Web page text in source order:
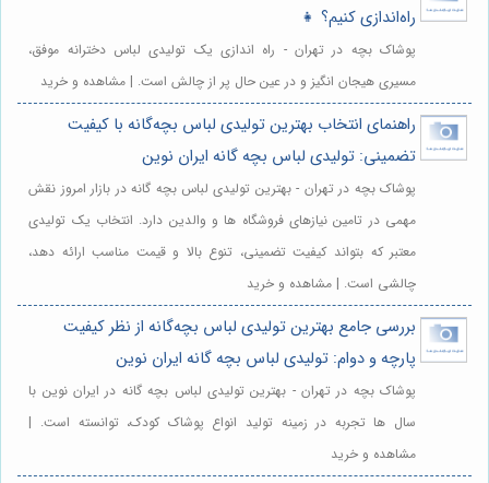
راه‌اندازی کنیم؟ 👧
پوشاک بچه در تهران - راه اندازی یک تولیدی لباس دخترانه موفق،
مسیری هیجان انگیز و در عین حال پر از چالش است. | مشاهده و خرید
راهنمای انتخاب بهترین تولیدی لباس بچه‌گانه با کیفیت
تضمینی: تولیدی لباس بچه گانه ایران نوین
پوشاک بچه در تهران - بهترین تولیدی لباس بچه گانه در بازار امروز نقش
مهمی در تامین نیازهای فروشگاه ها و والدین دارد. انتخاب یک تولیدی
معتبر که بتواند کیفیت تضمینی، تنوع بالا و قیمت مناسب ارائه دهد،
چالشی است. | مشاهده و خرید
بررسی جامع بهترین تولیدی لباس بچه‌گانه از نظر کیفیت
پارچه و دوام: تولیدی لباس بچه گانه ایران نوین
پوشاک بچه در تهران - بهترین تولیدی لباس بچه گانه در ایران نوین با
سال ها تجربه در زمینه تولید انواع پوشاک کودک، توانسته است. |
مشاهده و خرید